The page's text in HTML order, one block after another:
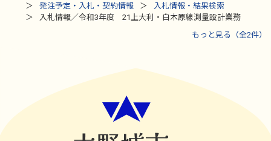
発注予定・入札・契約情報
入札情報・結果検索
入札情報／令和3年度 21上大利・白木原線測量設計業務
もっと見る（全2件）